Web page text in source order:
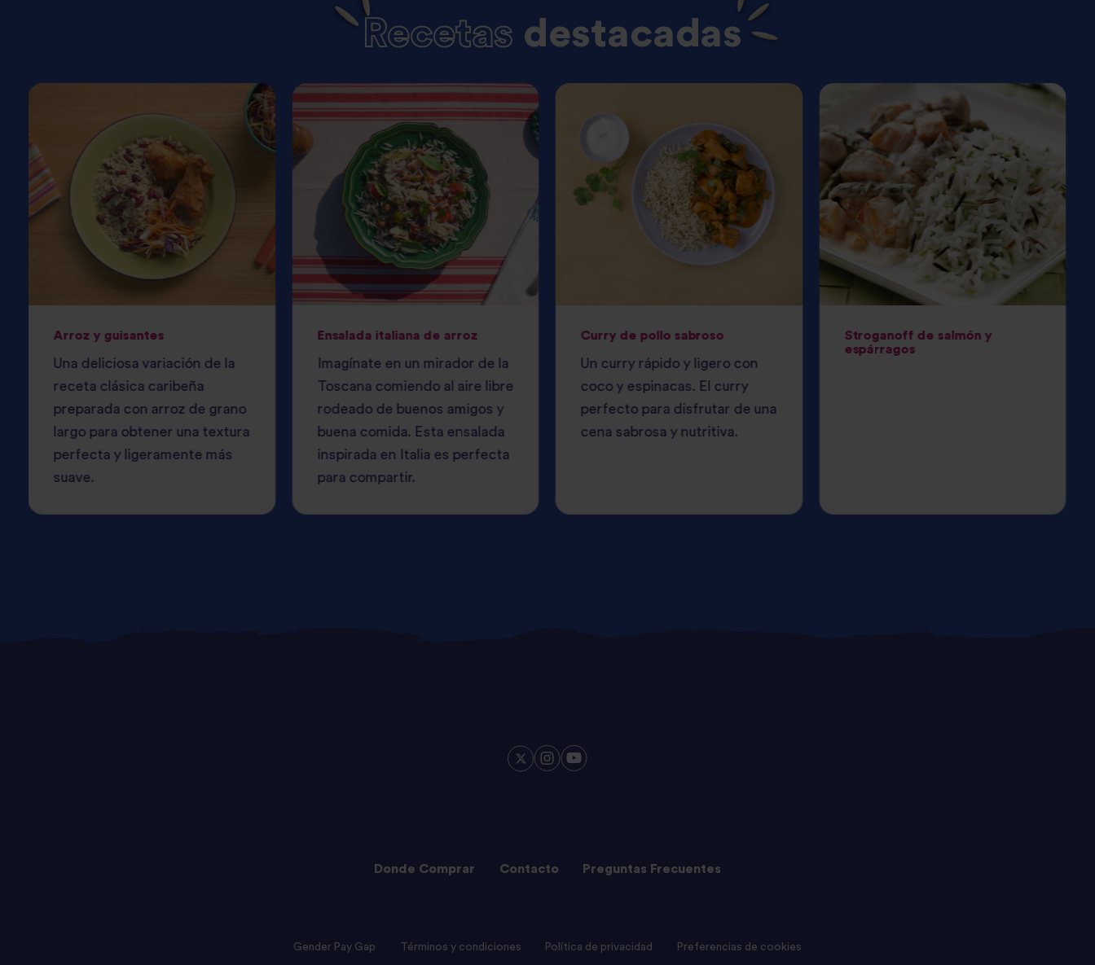
Recetas destacadas
Arroz y guisantes
Una deliciosa variación de la
receta clásica caribeña
preparada con arroz de grano
largo para obtener una textura
perfecta y ligeramente más
suave.
Ensalada italiana de arroz
Imagínate en un mirador de la
Toscana comiendo al aire libre
rodeado de buenos amigos y
buena comida. Esta ensalada
inspirada en Italia es perfecta
para compartir.
Curry de pollo sabroso
Un curry rápido y ligero con
coco y espinacas. El curry
perfecto para disfrutar de una
cena sabrosa y nutritiva.
Stroganoff de salmón y
espárragos
Donde Comprar Contacto Preguntas Frecuentes
Gender Pay Gap Términos y condiciones Política de privacidad Preferencias de cookies